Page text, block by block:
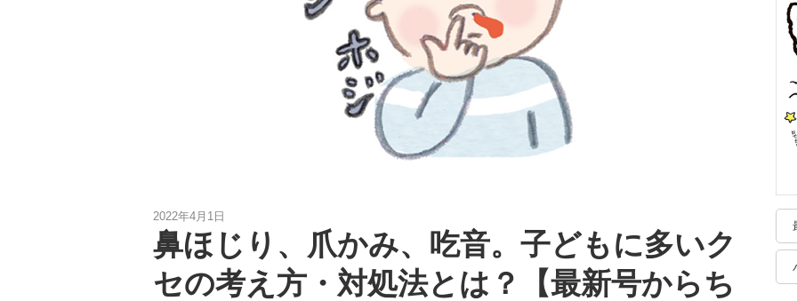
2022年4月1日
鼻ほじり、爪かみ、吃音。子どもに多いク
セの考え方・対処法とは？【最新号からち